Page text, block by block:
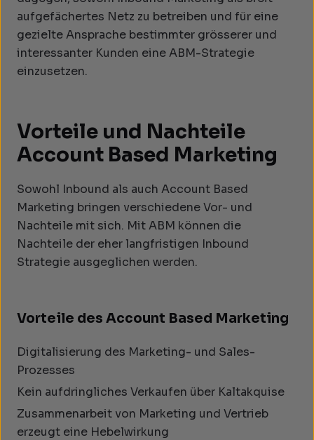
aufgefächertes Netz zu betreiben und für eine
gezielte Ansprache bestimmter grösserer und
interessanter Kunden eine ABM-Strategie
einzusetzen.
Vorteile und Nachteile
Account Based Marketing
Sowohl Inbound als auch Account Based
Marketing bringen verschiedene Vor- und
Nachteile mit sich. Mit ABM können die
Nachteile der eher langfristigen Inbound
Strategie ausgeglichen werden.
Vorteile des Account Based Marketing
Digitalisierung des Marketing- und Sales-
Prozesses
Kein aufdringliches Verkaufen über Kaltakquise
Zusammenarbeit von Marketing und Vertrieb
erzeugt eine Hebelwirkung